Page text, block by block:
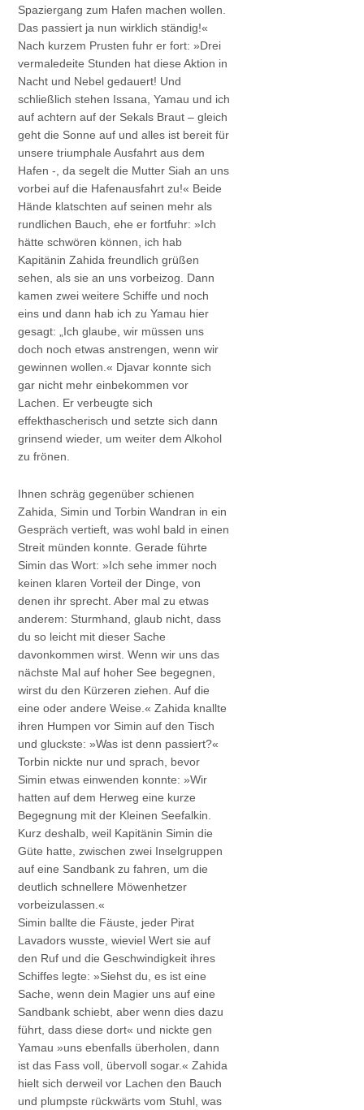
Spaziergang zum Hafen machen wollen.
Das passiert ja nun wirklich ständig!«
Nach kurzem Prusten fuhr er fort: »Drei
vermaledeite Stunden hat diese Aktion in
Nacht und Nebel gedauert! Und
schließlich stehen Issana, Yamau und ich
auf achtern auf der Sekals Braut – gleich
geht die Sonne auf und alles ist bereit für
unsere triumphale Ausfahrt aus dem
Hafen -, da segelt die Mutter Siah an uns
vorbei auf die Hafenausfahrt zu!« Beide
Hände klatschten auf seinen mehr als
rundlichen Bauch, ehe er fortfuhr: »Ich
hätte schwören können, ich hab
Kapitänin Zahida freundlich grüßen
sehen, als sie an uns vorbeizog. Dann
kamen zwei weitere Schiffe und noch
eins und dann hab ich zu Yamau hier
gesagt: „Ich glaube, wir müssen uns
doch noch etwas anstrengen, wenn wir
gewinnen wollen.« Djavar konnte sich
gar nicht mehr einbekommen vor
Lachen. Er verbeugte sich
effekthascherisch und setzte sich dann
grinsend wieder, um weiter dem Alkohol
zu frönen.
Ihnen schräg gegenüber schienen
Zahida, Simin und Torbin Wandran in ein
Gespräch vertieft, was wohl bald in einen
Streit münden konnte. Gerade führte
Simin das Wort: »Ich sehe immer noch
keinen klaren Vorteil der Dinge, von
denen ihr sprecht. Aber mal zu etwas
anderem: Sturmhand, glaub nicht, dass
du so leicht mit dieser Sache
davonkommen wirst. Wenn wir uns das
nächste Mal auf hoher See begegnen,
wirst du den Kürzeren ziehen. Auf die
eine oder andere Weise.« Zahida knallte
ihren Humpen vor Simin auf den Tisch
und gluckste: »Was ist denn passiert?«
Torbin nickte nur und sprach, bevor
Simin etwas einwenden konnte: »Wir
hatten auf dem Herweg eine kurze
Begegnung mit der Kleinen Seefalkin.
Kurz deshalb, weil Kapitänin Simin die
Güte hatte, zwischen zwei Inselgruppen
auf eine Sandbank zu fahren, um die
deutlich schnellere Möwenhetzer
vorbeizulassen.«
Simin ballte die Fäuste, jeder Pirat
Lavadors wusste, wieviel Wert sie auf
den Ruf und die Geschwindigkeit ihres
Schiffes legte: »Siehst du, es ist eine
Sache, wenn dein Magier uns auf eine
Sandbank schiebt, aber wenn dies dazu
führt, dass diese dort« und nickte gen
Yamau »uns ebenfalls überholen, dann
ist das Fass voll, übervoll sogar.« Zahida
hielt sich derweil vor Lachen den Bauch
und plumpste rückwärts vom Stuhl, was